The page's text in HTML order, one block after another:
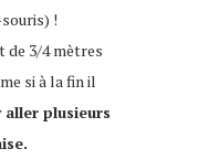
!
de 3/4 mètres
si à la fin il
aller plusieurs